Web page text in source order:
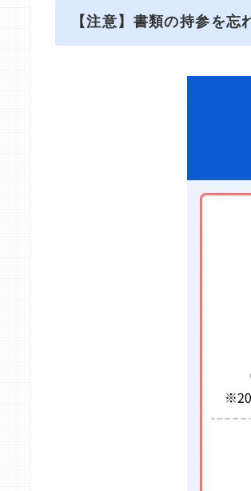
【注意】書類の持参を忘